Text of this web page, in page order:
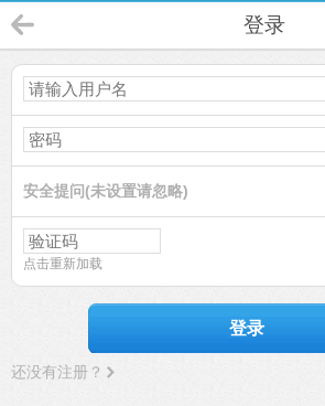
登录
安全提问(未设置请忽略)
点击重新加载
登录
还没有注册？